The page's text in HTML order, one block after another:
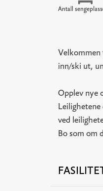
Antall
Velkommen
inn/ski ut,
Opplev nye
Leilighetene
ved
Bo som om